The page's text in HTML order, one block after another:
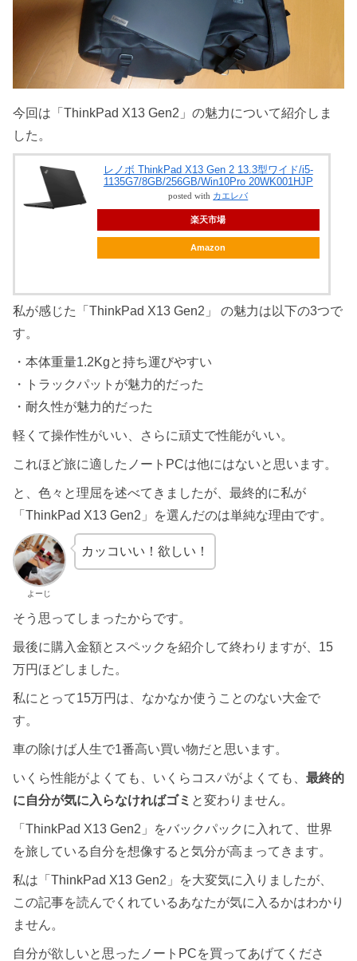
今回は「ThinkPad X13 Gen2」の魅力について紹介しま
した。
レノボ ThinkPad X13 Gen 2 13.3型ワイド/i5-
1135G7/8GB/256GB/Win10Pro 20WK001HJP
posted with カエレバ
楽天市場
Amazon
私が感じた「ThinkPad X13 Gen2」 の魅力は以下の3つで
す。
・本体重量1.2Kgと持ち運びやすい
・トラックパットが魅力的だった
・耐久性が魅力的だった
軽くて操作性がいい、さらに頑丈で性能がいい。
これほど旅に適したノートPCは他にはないと思います。
と、色々と理屈を述べてきましたが、最終的に私が
「ThinkPad X13 Gen2」を選んだのは単純な理由です。
よーじ
カッコいい！欲しい！
そう思ってしまったからです。
最後に購入金額とスペックを紹介して終わりますが、15
万円ほどしました。
私にとって15万円は、なかなか使うことのない大金で
す。
車の除けば人生で1番高い買い物だと思います。
いくら性能がよくても、いくらコスパがよくても、 最終的
に自分が気に入らなければゴミ と変わりません。
「ThinkPad X13 Gen2」をバックパックに入れて、世界
を旅している自分を想像すると気分が高まってきます。
私は「ThinkPad X13 Gen2」を大変気に入りましたが、
この記事を読んでくれているあなたが気に入るかはわかり
ません。
自分が欲しいと思ったノートPCを買ってあげてくださ